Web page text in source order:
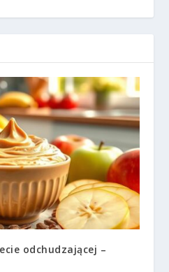
odchudzającej –